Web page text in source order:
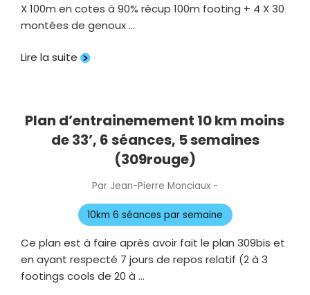
X 100m en cotes à 90% récup 100m footing + 4 X 30
montées de genoux …
Lire la suite
Plan d’entrainemement 10 km moins
de 33’, 6 séances, 5 semaines
(309rouge)
Par Jean-Pierre Monciaux -
le
10km 6 séances par semaine
Ce plan est à faire après avoir fait le plan 309bis et
en ayant respecté 7 jours de repos relatif (2 à 3
footings cools de 20 à …